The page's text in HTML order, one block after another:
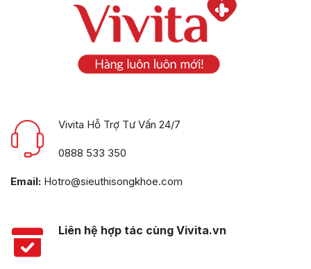
Vivita Hỗ Trợ Tư Vấn 24/7
0888 533 350
Email: Hotro@sieuthisongkhoe.com
Liên hệ hợp tác cùng Vivita.vn